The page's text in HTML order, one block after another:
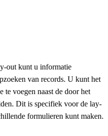
out kunt u informatie
van records. U kunt het
te voegen naast de door het
Dit is specifiek voor de lay-
formulieren kunt maken.